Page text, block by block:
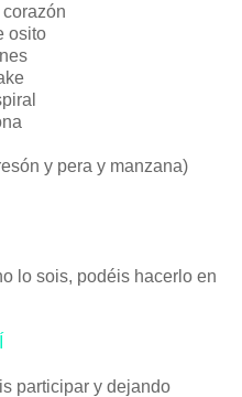
osito
y pera y manzana)
lo sois, podéis hacerlo en
participar y dejando